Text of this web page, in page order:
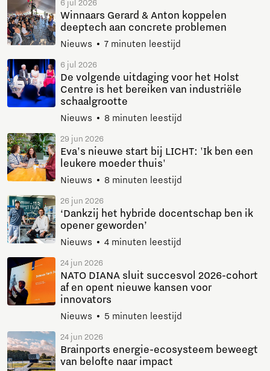
6 jul 2026
Winnaars Gerard & Anton koppelen
deeptech aan concrete problemen
Nieuws 7 minuten leestijd
6 jul 2026
De volgende uitdaging voor het Holst
Centre is het bereiken van industriële
schaalgrootte
Nieuws 8 minuten leestijd
29 jun 2026
Eva's nieuwe start bij LICHT: 'Ik ben een
leukere moeder thuis'
Nieuws 8 minuten leestijd
26 jun 2026
‘Dankzij het hybride docentschap ben ik
opener geworden’
Nieuws 4 minuten leestijd
24 jun 2026
NATO DIANA sluit succesvol 2026-cohort
af en opent nieuwe kansen voor
innovators
Nieuws 5 minuten leestijd
24 jun 2026
Brainports energie-ecosysteem beweegt
van belofte naar impact